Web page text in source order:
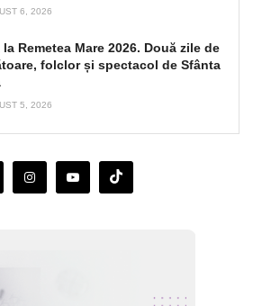
6, 2026
la Remetea Mare 2026. Două zile de
folclor și spectacol de Sfânta
5, 2026